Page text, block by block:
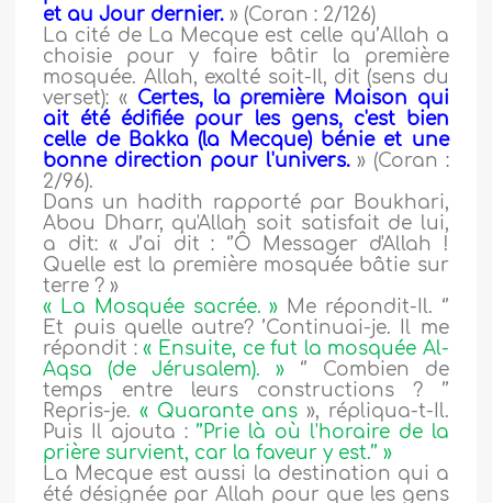
et au Jour dernier.» (Coran : 2/126)
La cité de La Mecque est celle qu’Allah a
choisie pour y faire bâtir la première
mosquée. Allah, exalté soit-Il, dit (sens du
verset): « Certes, la première Maison qui
ait été édifiée pour les gens, c'est bien
celle de Bakka (la Mecque) bénie et une
bonne direction pour l'univers.» (Coran :
2/96).
Dans un hadith rapporté par Boukhari,
Abou Dharr, qu'Allah soit satisfait de lui,
a dit: « J’ai dit : ‘’Ô Messager d'Allah !
Quelle est la première mosquée bâtie sur
terre ? »
« La Mosquée sacrée. » Me répondit-Il. ‘’
Et puis quelle autre? ’Continuai-je. Il me
répondit :« Ensuite, ce fut la mosquée Al-
Aqsa (de Jérusalem). » ‘’ Combien de
temps entre leurs constructions ? ’’
Repris-je. « Quarante ans », répliqua-t-Il.
Puis Il ajouta :’’Prie là où l'horaire de la
prière survient, car la faveur y est.’’ »
La Mecque est aussi la destination qui a
été désignée par Allah pour que les gens